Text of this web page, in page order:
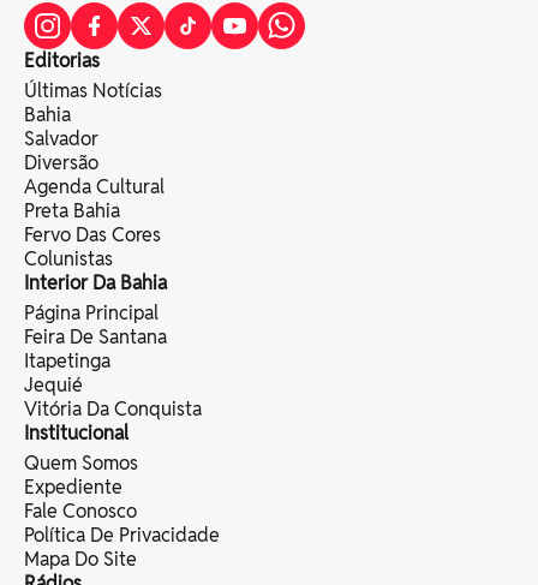
Editorias
Últimas Notícias
Bahia
Salvador
Diversão
Agenda Cultural
Preta Bahia
Fervo Das Cores
Colunistas
Interior Da Bahia
Página Principal
Feira De Santana
Itapetinga
Jequié
Vitória Da Conquista
Institucional
Quem Somos
Expediente
Fale Conosco
Política De Privacidade
Mapa Do Site